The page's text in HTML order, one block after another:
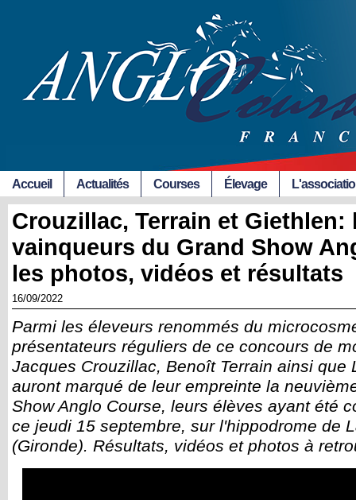
Accueil Actualités Courses Élevage
Crouzillac, Terrain et Giethlen:
vainqueurs du Grand Show
les photos, vidéos et résultats
16/09/2022
Parmi les éleveurs renommés du
présentateurs réguliers de ce concours de
Jacques Crouzillac, Benoît Terrain ainsi que
auront marqué de leur empreinte la
Show Anglo Course, leurs élèves ayant été
ce jeudi 15 septembre, sur l'hippodrome de
(Gironde). Résultats, vidéos et photos à